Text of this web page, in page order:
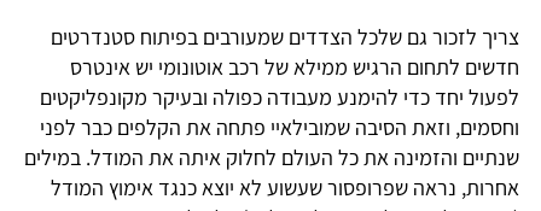
לזכור גם שלכל הצדדים שמעורבים בפיתוח סטנדרטים
לתחום הרגיש ממילא של רכב אוטונומי יש אינטרס
יחד כדי להימנע מעבודה כפולה ובעיקר מקונפליקטים
וזאת הסיבה שמובילאיי פתחה את הקלפים כבר לפני
והזמינה את כל העולם לחלוק איתה את המודל. במילים
נראה שפרופסור שעשוע לא יוצא כנגד אימוץ המודל